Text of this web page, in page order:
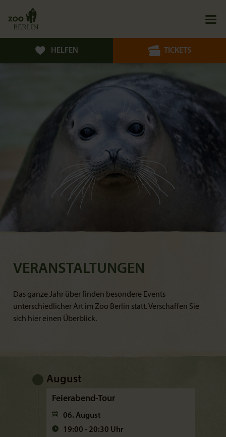
HELFEN TICKETS
VERANSTALTUNGEN
Das ganze Jahr über finden besondere Events
unterschiedlicher Art im Zoo Berlin statt. Verschaffen Sie
sich hier einen Überblick.
August
Feierabend-Tour
06. August
19:00 - 20:30 Uhr